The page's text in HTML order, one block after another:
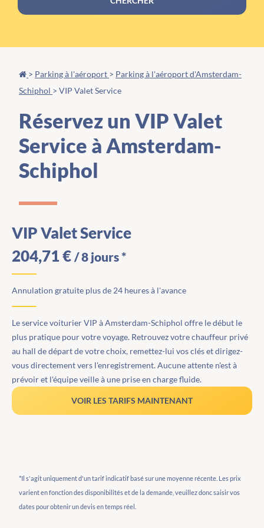
> Parking à l'aéroport > Parking à l'aéroport d'Amsterdam-
Schiphol > VIP Valet Service
Réservez un VIP Valet
Service à Amsterdam-
Schiphol
VIP Valet Service
204,71 € / 8 jours *
Annulation gratuite plus de 24 heures à l'avance
Le service voiturier VIP à Amsterdam-Schiphol offre le début le
plus pratique pour votre voyage. Retrouvez votre chauffeur privé
au hall de départ de votre choix, remettez-lui vos clés et dirigez-
vous directement vers l'enregistrement. Aucune attente n'est à
prévoir et l'équipe veille à une prise en charge fluide.
VOIR LES TARIFS MAINTENANT
*Il s'agit uniquement d'un tarif indicatif basé sur une moyenne récente. Les prix
varient en fonction des disponibilités et de la demande, veuillez donc saisir vos
dates pour obtenir un devis en temps réel.